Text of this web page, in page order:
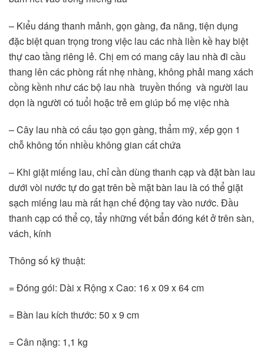
– Kiểu dáng thanh mảnh, gọn gàng, đa năng, tiện dụng
đặc biệt quan trọng trong việc lau các nhà liền kề hay biệt
thự cao tầng riêng lẻ. Chị em có mang cây lau nhà đi cầu
thang lên các phòng rất nhẹ nhàng, không phải mang xách
cồng kềnh như các bộ lau nhà  truyền thống  và người lau
dọn là người có tuổi hoặc trẻ em giúp bố mẹ việc nhà
– Cây lau nhà có cấu tạo gọn gàng, thẩm mỹ, xếp gọn 1
chỗ không tốn nhiều không gian cất chứa
– Khi giặt miếng lau, chỉ cần dùng thanh cạp và đặt bàn lau
dưới vòi nước tự do gạt trên bề mặt bàn lau là có thể giặt
sạch miếng lau mà rất hạn chế động tay vào nước. Đầu
thanh cạp có thể cọ, tẩy những vết bẩn đóng két ở trên sàn,
vách, kính
Thông số kỹ thuật:
= Đóng gói: Dài x Rộng x Cao: 16 x 09 x 64 cm
= Bàn lau kích thước: 50 x 9 cm
= Cân nặng: 1,1 kg